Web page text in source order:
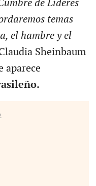
de Líderes
temas
el hambre y el
Sheinbaum
aparece